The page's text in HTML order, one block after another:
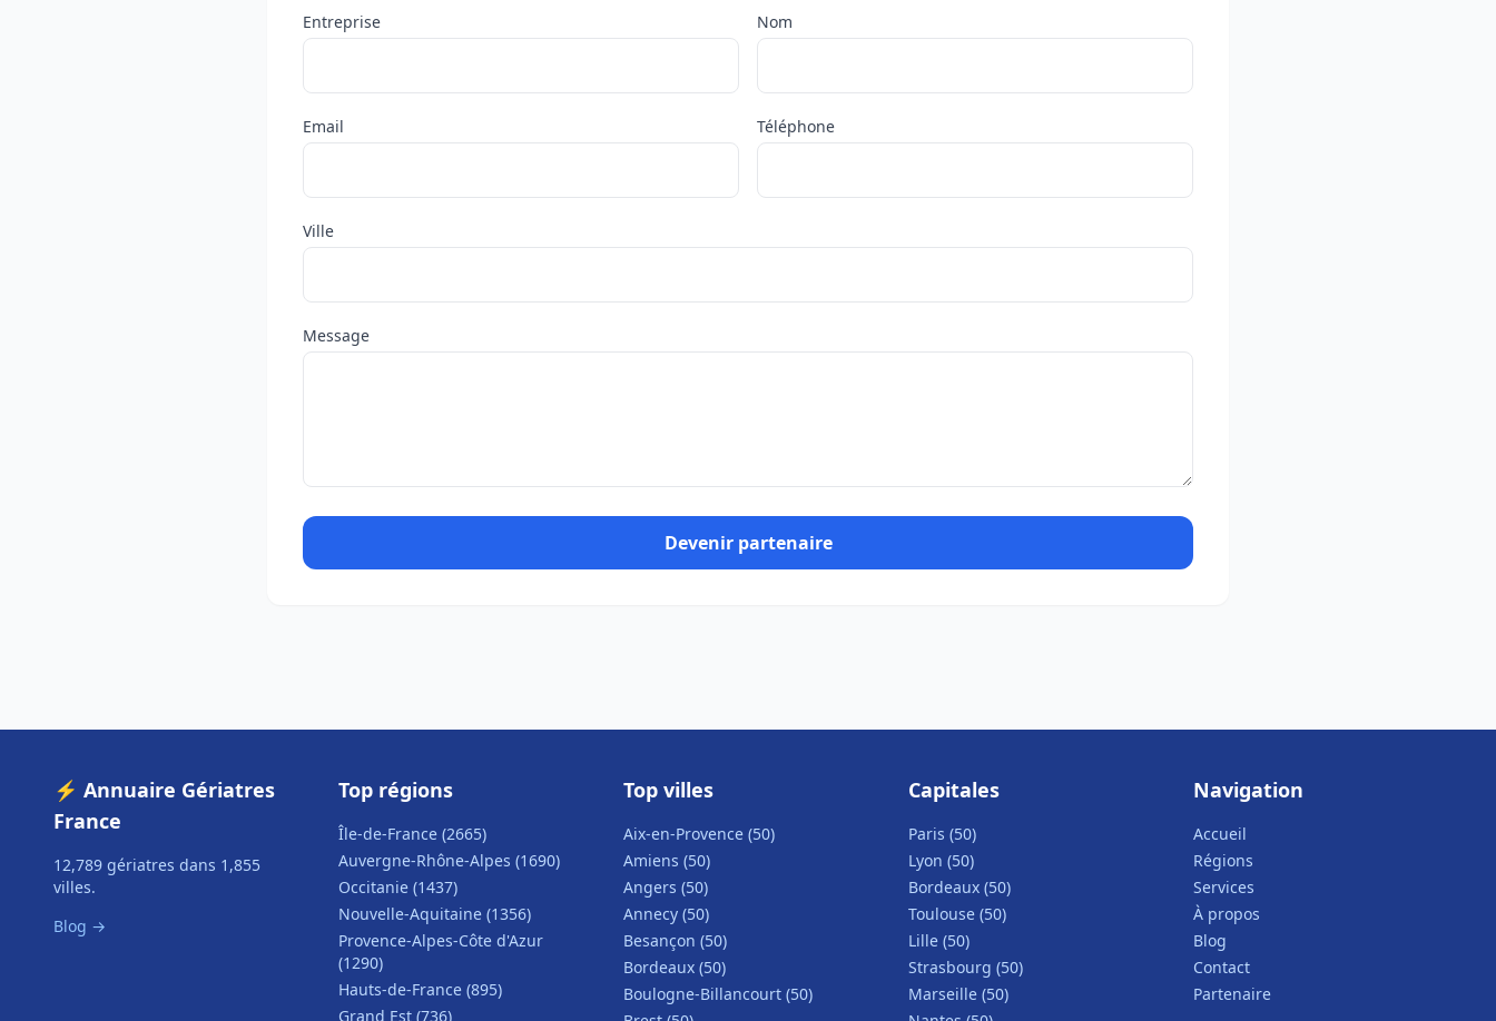
Entreprise Nom
Email Téléphone
Ville
Message
Devenir partenaire
⚡ Annuaire Gériatres
France
12,789 gériatres dans 1,855
villes.
Blog →
Top régions
Île-de-France (2665)
Auvergne-Rhône-Alpes (1690)
Occitanie (1437)
Nouvelle-Aquitaine (1356)
Provence-Alpes-Côte d'Azur
(1290)
Hauts-de-France (895)
Grand Est (736)
Top villes
Aix-en-Provence (50)
Amiens (50)
Angers (50)
Annecy (50)
Besançon (50)
Bordeaux (50)
Boulogne-Billancourt (50)
Capitales
Paris (50)
Lyon (50)
Bordeaux (50)
Toulouse (50)
Lille (50)
Strasbourg (50)
Marseille (50)
Navigation
Accueil
Régions
Services
À propos
Blog
Contact
Partenaire